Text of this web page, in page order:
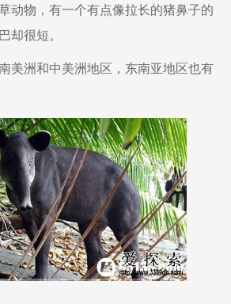
物，有一个有点像拉长的猪鼻子的
却很短。
洲和中美洲地区，东南亚地区也有